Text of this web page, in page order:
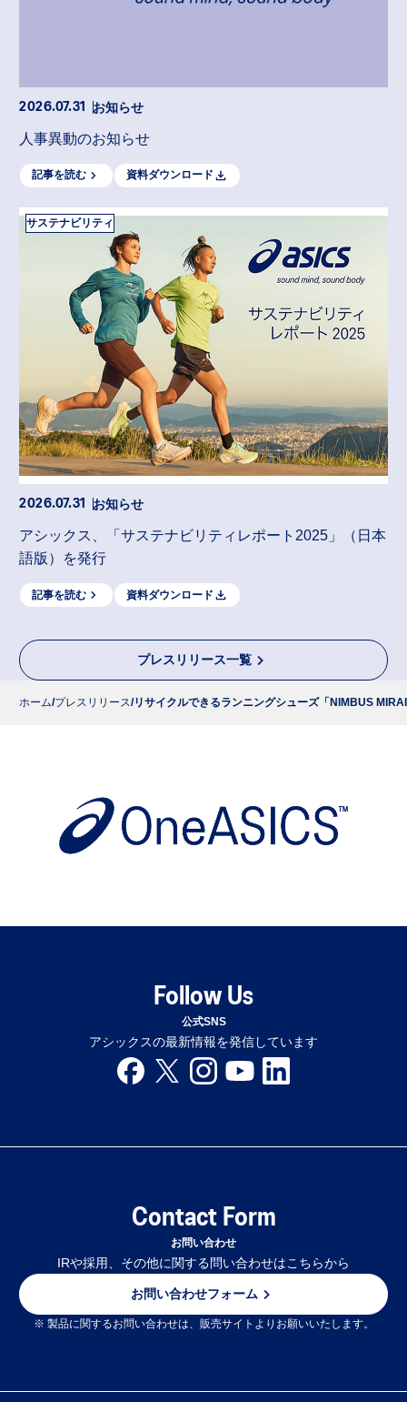
2026.07.31 お知らせ
人事異動のお知らせ
記事を読む 資料ダウンロード
サステナビリティ
2026.07.31 お知らせ
アシックス、「サステナビリティレポート2025」（日本
語版）を発行
記事を読む 資料ダウンロード
プレスリリース一覧
ホーム プレスリリース リサイクルできるランニングシューズ「NIMBUS
Follow Us
公式SNS
アシックスの最新情報を発信しています
Contact Form
お問い合わせ
IRや採用、その他に関する問い合わせはこちらから
お問い合わせフォーム
※ 製品に関するお問い合わせは、販売サイトよりお願いいたします。